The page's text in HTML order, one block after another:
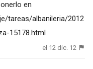
en
tareas/albanileria/2012
15178.html
el 12 dic. 12